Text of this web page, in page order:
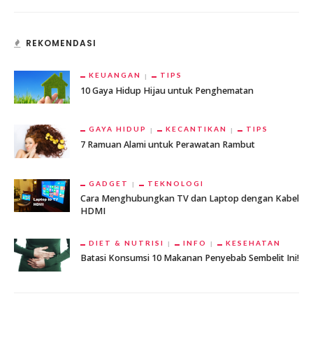
REKOMENDASI
KEUANGAN TIPS
10 Gaya Hidup Hijau untuk Penghematan
GAYA HIDUP KECANTIKAN TIPS
7 Ramuan Alami untuk Perawatan Rambut
GADGET TEKNOLOGI
Cara Menghubungkan TV dan Laptop dengan Kabel
HDMI
DIET & NUTRISI INFO KESEHATAN
Batasi Konsumsi 10 Makanan Penyebab Sembelit Ini!